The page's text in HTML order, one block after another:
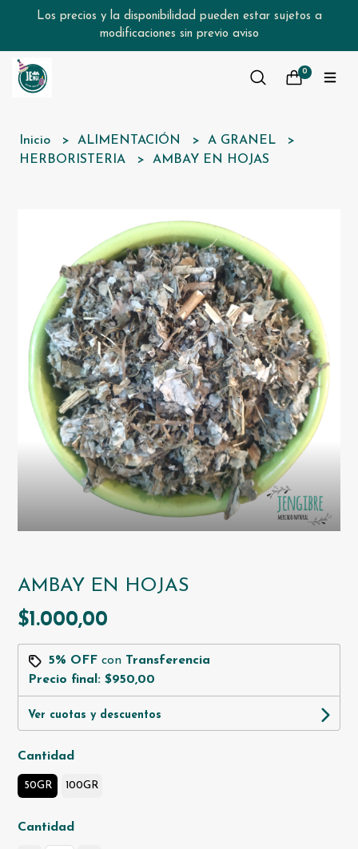
Los precios y la disponibilidad pueden estar sujetos a
modificaciones sin previo aviso
0
Inicio ALIMENTACIÓN
A GRANEL
HERBORISTERIA
AMBAY EN HOJAS
AMBAY EN HOJAS
$1.000,00
5% OFF con Transferencia
Precio final:$950,00
Ver cuotas y descuentos
Cantidad
50GR 100GR
Cantidad